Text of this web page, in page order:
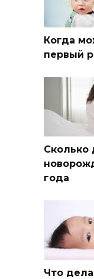
Когда
первый
Сколько
года
Что